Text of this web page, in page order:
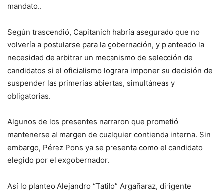
mandato..
Según trascendió, Capitanich habría asegurado que no
volvería a postularse para la gobernación, y planteado la
necesidad de arbitrar un mecanismo de selección de
candidatos si el oficialismo lograra imponer su decisión de
suspender las primerias abiertas, simultáneas y
obligatorias.
Algunos de los presentes narraron que prometió
mantenerse al margen de cualquier contienda interna. Sin
embargo, Pérez Pons ya se presenta como el candidato
elegido por el exgobernador.
Así lo planteo Alejandro “Tatilo” Argañaraz, dirigente